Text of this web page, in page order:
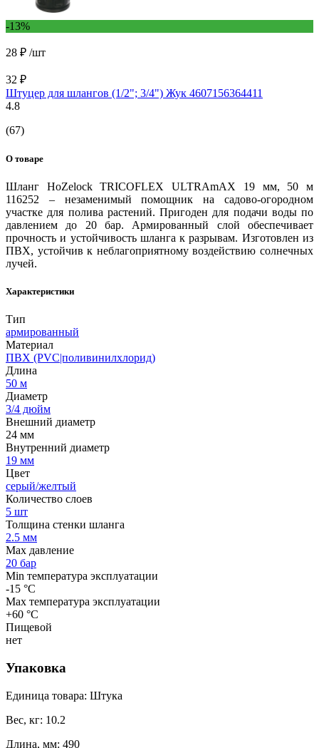
-13%
28 ₽ /шт
32 ₽
Штуцер для шлангов (1/2"; 3/4") Жук 4607156364411
4.8
(67)
О товаре
Шланг HoZelock TRICOFLEX ULTRAmAX 19 мм, 50 м
116252 – незаменимый помощник на садово-огородном
участке для полива растений. Пригоден для подачи воды по
давлением до 20 бар. Армированный слой обеспечивает
прочность и устойчивость шланга к разрывам. Изготовлен из
ПВХ, устойчив к неблагоприятному воздействию солнечных
лучей.
Характеристики
Тип
армированный
Материал
ПВХ (PVC|поливинилхлорид)
Длина
50 м
Диаметр
3/4 дюйм
Внешний диаметр
24 мм
Внутренний диаметр
19 мм
Цвет
серый/желтый
Количество слоев
5 шт
Толщина стенки шланга
2.5 мм
Max давление
20 бар
Min температура эксплуатации
-15 °С
Мах температура эксплуатации
+60 °С
Пищевой
нет
Упаковка
Единица товара: Штука
Вес, кг: 10.2
Длина, мм: 490